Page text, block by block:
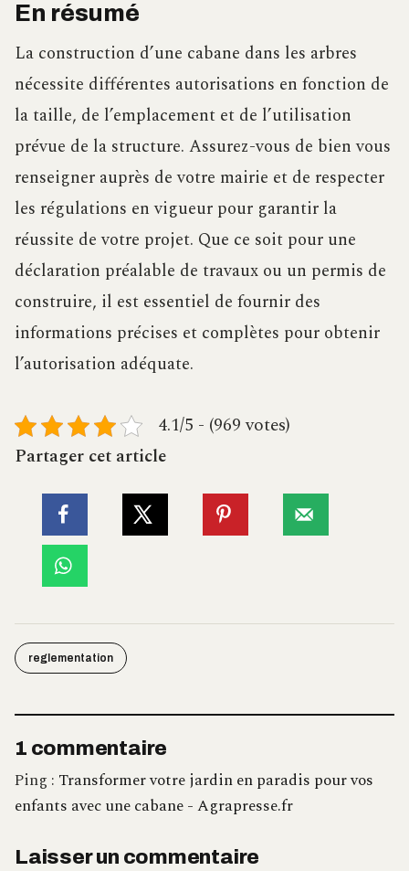
En résumé
La construction d’une cabane dans les arbres
nécessite différentes autorisations en fonction de
la taille, de l’emplacement et de l’utilisation
prévue de la structure. Assurez-vous de bien vous
renseigner auprès de votre mairie et de respecter
les régulations en vigueur pour garantir la
réussite de votre projet. Que ce soit pour une
déclaration préalable de travaux ou un permis de
construire, il est essentiel de fournir des
informations précises et complètes pour obtenir
l’autorisation adéquate.
4.1/5 - (969 votes)
Partager cet article
reglementation
1 commentaire
Ping : Transformer votre jardin en paradis pour vos
enfants avec une cabane - Agrapresse.fr
Laisser un commentaire